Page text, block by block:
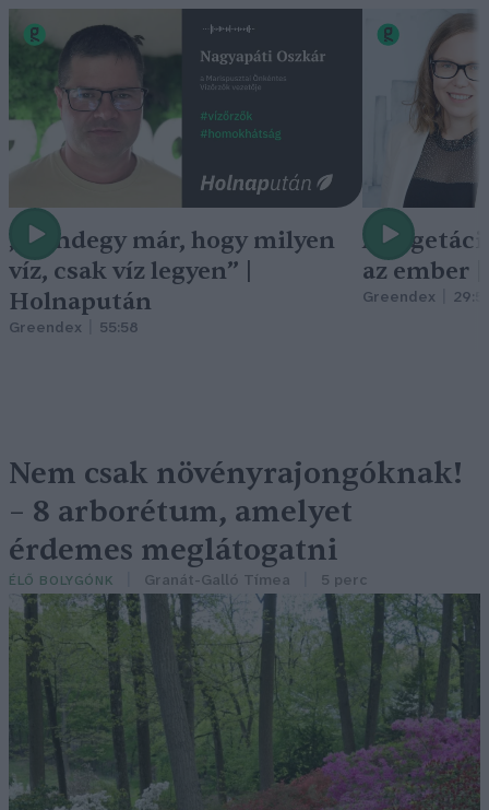
„Mindegy már, hogy milyen
víz, csak víz legyen” |
Holnapután
Greendex 55:58
A
az ember
Greendex
Nem csak növényrajongóknak!
– 8 arborétum, amelyet
érdemes meglátogatni
ÉLŐ BOLYGÓNK Granát-Galló Tímea 5 perc